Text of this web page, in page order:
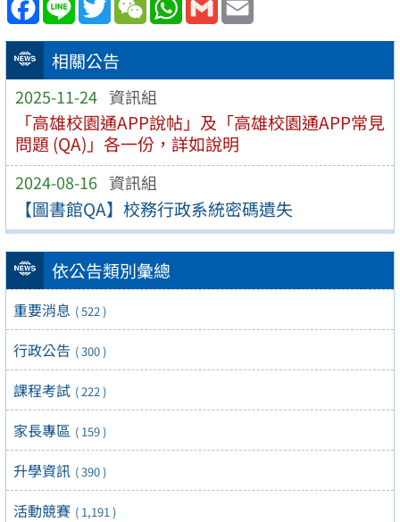
相關公告
2025-11-24 資訊組
「高雄校園通APP說帖」及「高雄校園通APP常見
問題 (QA)」各一份，詳如說明
2024-08-16 資訊組
【圖書館QA】校務行政系統密碼遺失
依公告類別彙總
重要消息 ( 522 )
行政公告 ( 300 )
課程考試 ( 222 )
家長專區 ( 159 )
升學資訊 ( 390 )
活動競賽 ( 1,191 )